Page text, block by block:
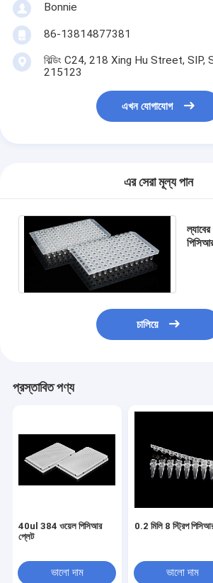
Bonnie
86-13814877381
বিল্ডিং C24, 218 Xing Hu Street, SIP,
215123
এখন যোগাযোগ
এর সেরা মূল্য পান
চালিয়ে
প্রস্তাবিত পণ্য
40ul 384 ওয়েল পিসিআর
প্লেট
ভালো দাম
0.2 মিলি 8 স্ট্রিপ
ভালো দাম